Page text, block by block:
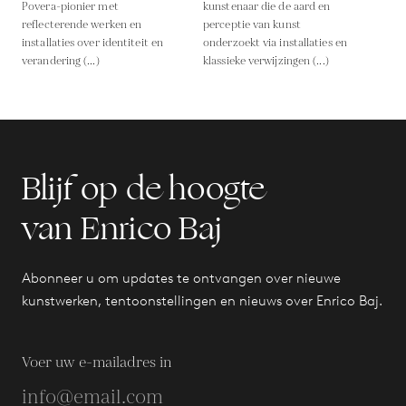
Povera-pionier met
reflecterende werken en
installaties over identiteit en
verandering (...)
kunstenaar die de aard en
perceptie van kunst
onderzoekt via installaties en
klassieke verwijzingen (...)
Blijf op de hoogte
van Enrico Baj
Abonneer u om updates te ontvangen over nieuwe
kunstwerken, tentoonstellingen en nieuws over Enrico Baj.
Voer uw e-mailadres in